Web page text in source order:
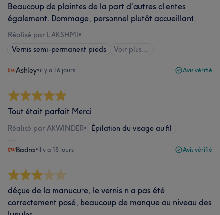
Beaucoup de plaintes de la part d’autres clientes
également. Dommage, personnel plutôt accueillant.
Réalisé par LAKSHMI•
Vernis semi-permanent pieds
Voir plus...
Ashley•il y a 16 jours Avis vérifié
Tout était parfait Merci
Réalisé par AKWINDER• Épilation du visage au fil
Badra•il y a 18 jours Avis vérifié
déçue de la manucure, le vernis n a pas été
correctement posé, beaucoup de manque au niveau des